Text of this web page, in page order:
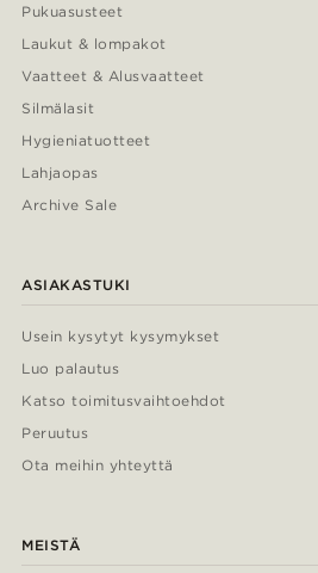
Pukuasusteet
Laukut & lompakot
Vaatteet & Alusvaatteet
Silmälasit
Hygieniatuotteet
Lahjaopas
Archive Sale
ASIAKASTUKI
Usein kysytyt kysymykset
Luo palautus
Katso toimitusvaihtoehdot
Peruutus
Ota meihin yhteyttä
MEISTÄ